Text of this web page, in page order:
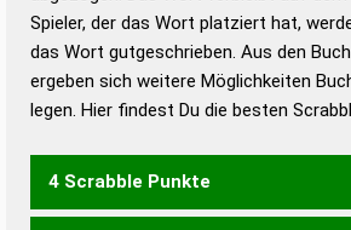
Duden –
Deutsch
Duden – Die
Duden –
Spieler, der das Wort platziert hat,
das Wort gutgeschrieben. Aus den
ergeben sich weitere Möglichkeiten
legen. Hier findest Du die besten
4 Scrabble Punkte